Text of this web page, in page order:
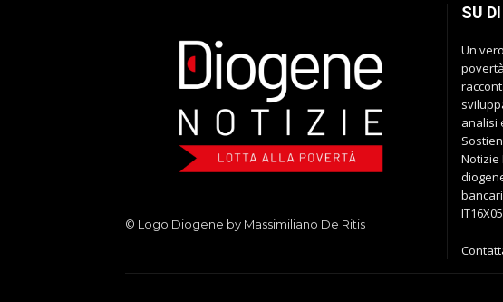
© Logo Diogene by Massimiliano De Ritis
SU
Un
analisi
Notizie